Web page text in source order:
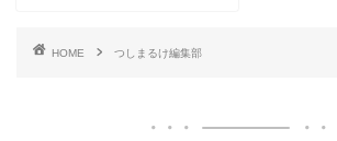
HOME つしまるけ編集部